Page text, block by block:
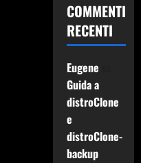
COMMENTI
RECENTI
Eugene
Guida a
distroClone
e
distroClone-
backup